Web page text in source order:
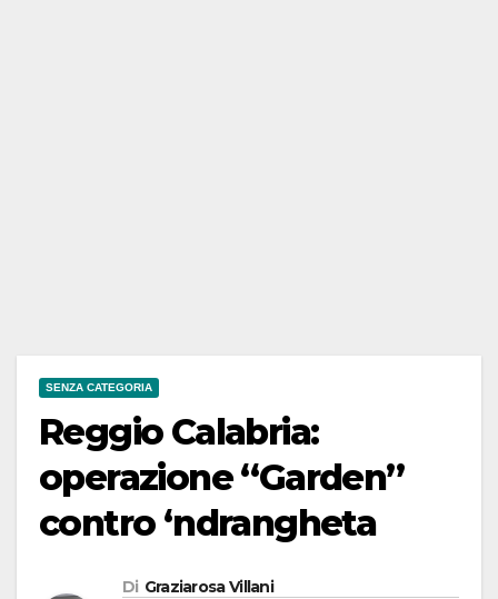
SENZA CATEGORIA
Reggio Calabria:
operazione “Garden”
contro ‘ndrangheta
Di Graziarosa Villani